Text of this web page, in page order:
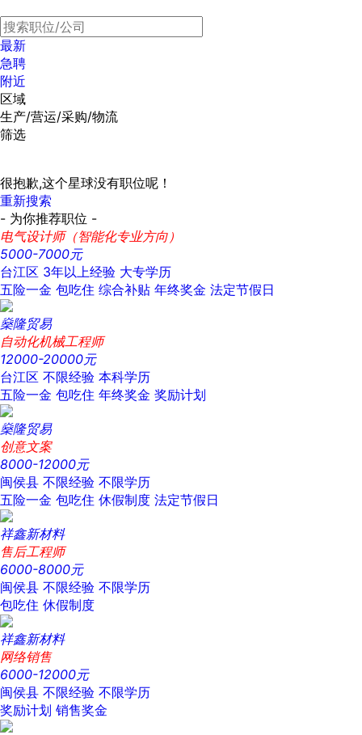
最新
急聘
附近
区域
生产/营运/采购/物流
筛选
很抱歉,这个星球没有职位呢！
重新搜索
- 为你推荐职位 -
电气设计师（智能化专业方向）
5000-7000元
台江区 3年以上经验 大专学历
五险一金 包吃住 综合补贴 年终奖金 法定节假日
燊隆贸易
自动化机械工程师
12000-20000元
台江区 不限经验 本科学历
五险一金 包吃住 年终奖金 奖励计划
燊隆贸易
创意文案
8000-12000元
闽侯县 不限经验 不限学历
五险一金 包吃住 休假制度 法定节假日
祥鑫新材料
售后工程师
6000-8000元
闽侯县 不限经验 不限学历
包吃住 休假制度
祥鑫新材料
网络销售
6000-12000元
闽侯县 不限经验 不限学历
奖励计划 销售奖金